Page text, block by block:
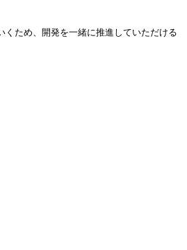
ため、開発を一緒に推進していただける